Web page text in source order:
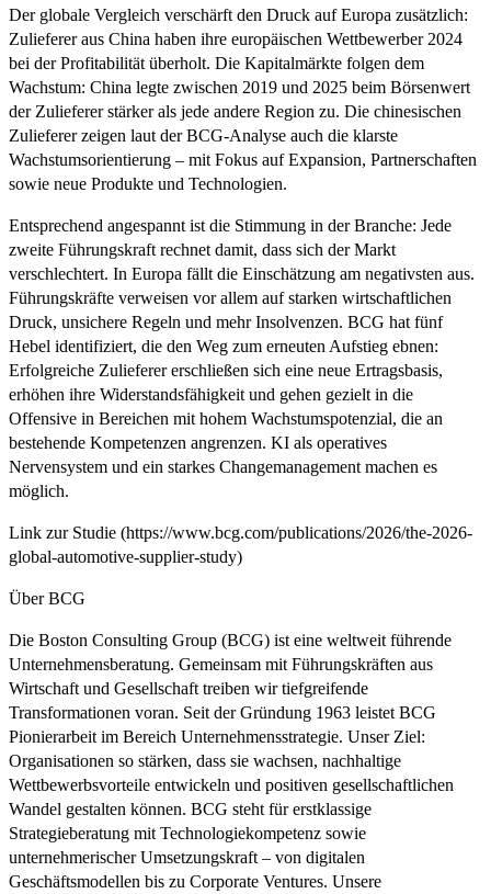
Der globale Vergleich verschärft den Druck auf Europa zusätzlich:
Zulieferer aus China haben ihre europäischen Wettbewerber 2024
bei der Profitabilität überholt. Die Kapitalmärkte folgen dem
Wachstum: China legte zwischen 2019 und 2025 beim Börsenwert
der Zulieferer stärker als jede andere Region zu. Die chinesischen
Zulieferer zeigen laut der BCG-Analyse auch die klarste
Wachstumsorientierung – mit Fokus auf Expansion, Partnerschaften
sowie neue Produkte und Technologien.
Entsprechend angespannt ist die Stimmung in der Branche: Jede
zweite Führungskraft rechnet damit, dass sich der Markt
verschlechtert. In Europa fällt die Einschätzung am negativsten aus.
Führungskräfte verweisen vor allem auf starken wirtschaftlichen
Druck, unsichere Regeln und mehr Insolvenzen. BCG hat fünf
Hebel identifiziert, die den Weg zum erneuten Aufstieg ebnen:
Erfolgreiche Zulieferer erschließen sich eine neue Ertragsbasis,
erhöhen ihre Widerstandsfähigkeit und gehen gezielt in die
Offensive in Bereichen mit hohem Wachstumspotenzial, die an
bestehende Kompetenzen angrenzen. KI als operatives
Nervensystem und ein starkes Changemanagement machen es
möglich.
Link zur Studie (https://www.bcg.com/publications/2026/the-2026-
global-automotive-supplier-study)
Über BCG
Die Boston Consulting Group (BCG) ist eine weltweit führende
Unternehmensberatung. Gemeinsam mit Führungskräften aus
Wirtschaft und Gesellschaft treiben wir tiefgreifende
Transformationen voran. Seit der Gründung 1963 leistet BCG
Pionierarbeit im Bereich Unternehmensstrategie. Unser Ziel:
Organisationen so stärken, dass sie wachsen, nachhaltige
Wettbewerbsvorteile entwickeln und positiven gesellschaftlichen
Wandel gestalten können. BCG steht für erstklassige
Strategieberatung mit Technologiekompetenz sowie
unternehmerischer Umsetzungskraft – von digitalen
Geschäftsmodellen bis zu Corporate Ventures. Unsere